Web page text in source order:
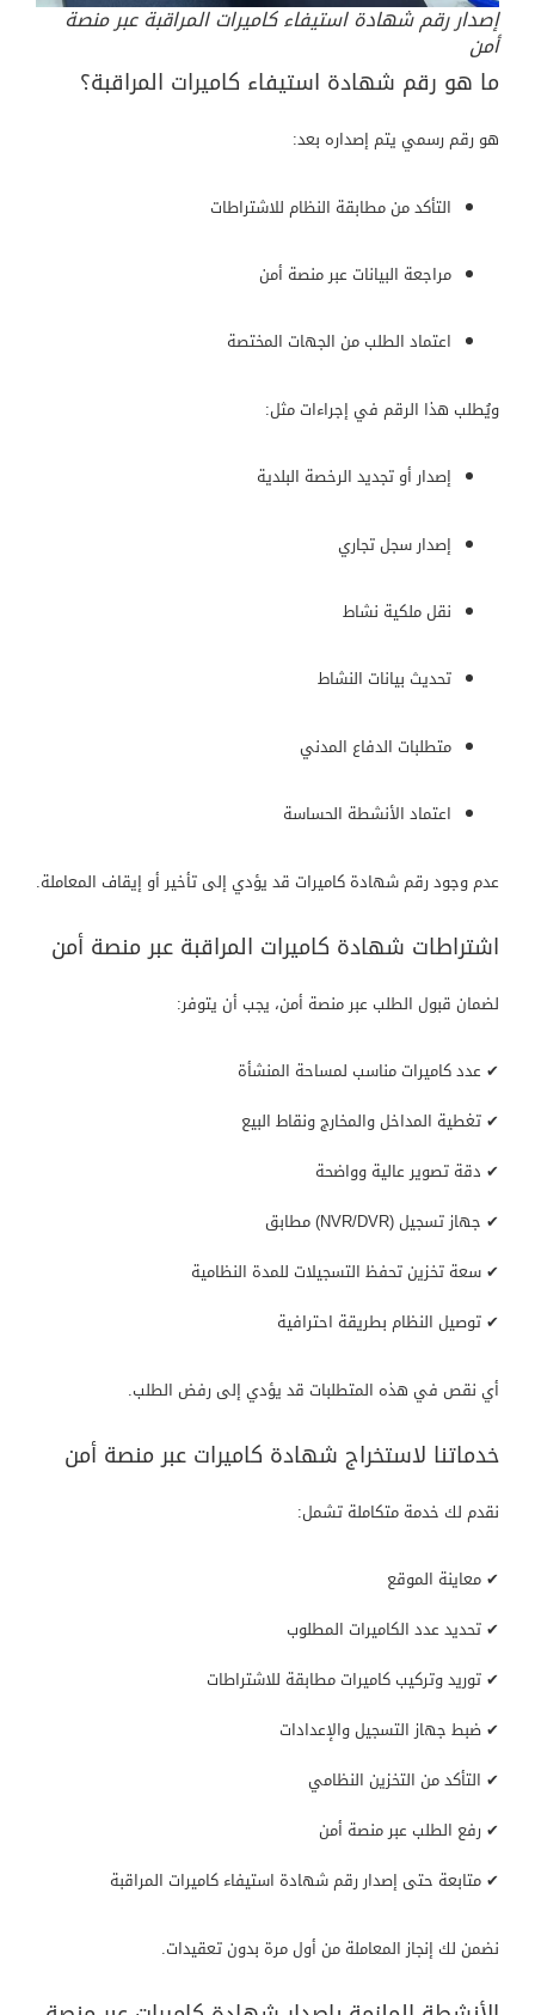
إصدار رقم شهادة استيفاء كاميرات المراقبة عبر منصة
أمن
ما هو رقم شهادة استيفاء كاميرات المراقبة؟
هو رقم رسمي يتم إصداره بعد:
التأكد من مطابقة النظام للاشتراطات
مراجعة البيانات عبر منصة أمن
اعتماد الطلب من الجهات المختصة
ويُطلب هذا الرقم في إجراءات مثل:
إصدار أو تجديد الرخصة البلدية
إصدار سجل تجاري
نقل ملكية نشاط
تحديث بيانات النشاط
متطلبات الدفاع المدني
اعتماد الأنشطة الحساسة
عدم وجود رقم شهادة كاميرات قد يؤدي إلى تأخير أو إيقاف المعاملة.
اشتراطات شهادة كاميرات المراقبة عبر منصة أمن
لضمان قبول الطلب عبر منصة أمن، يجب أن يتوفر:
✔ عدد كاميرات مناسب لمساحة المنشأة
✔ تغطية المداخل والمخارج ونقاط البيع
✔ دقة تصوير عالية وواضحة
✔ جهاز تسجيل (NVR/DVR) مطابق
✔ سعة تخزين تحفظ التسجيلات للمدة النظامية
✔ توصيل النظام بطريقة احترافية
أي نقص في هذه المتطلبات قد يؤدي إلى رفض الطلب.
خدماتنا لاستخراج شهادة كاميرات عبر منصة أمن
نقدم لك خدمة متكاملة تشمل:
✔ معاينة الموقع
✔ تحديد عدد الكاميرات المطلوب
✔ توريد وتركيب كاميرات مطابقة للاشتراطات
✔ ضبط جهاز التسجيل والإعدادات
✔ التأكد من التخزين النظامي
✔ رفع الطلب عبر منصة أمن
✔ متابعة حتى إصدار رقم شهادة استيفاء كاميرات المراقبة
نضمن لك إنجاز المعاملة من أول مرة بدون تعقيدات.